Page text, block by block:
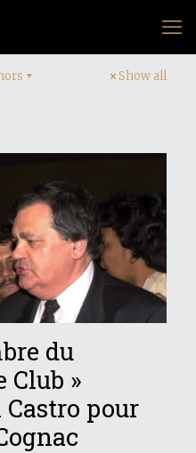
Show all
du
Club »
pour